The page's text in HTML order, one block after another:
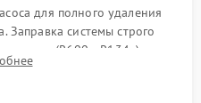
для полного удаления
Заправка системы строго
(R600a, R134a) по
давления в системе.